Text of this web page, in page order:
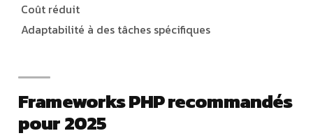
Coût réduit
Adaptabilité à des tâches spécifiques
Frameworks PHP recommandés
pour 2025